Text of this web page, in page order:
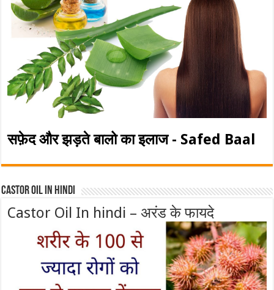
सफ़ेद और झड़ते बालो का इलाज - Safed Baal
Castor Oil In Hindi
Castor Oil In hindi – अरंड के फायदे